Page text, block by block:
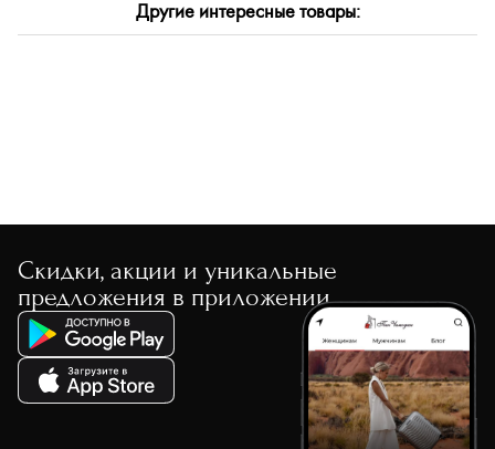
Другие интересные товары:
Скидки, акции и уникальные
предложения в приложении